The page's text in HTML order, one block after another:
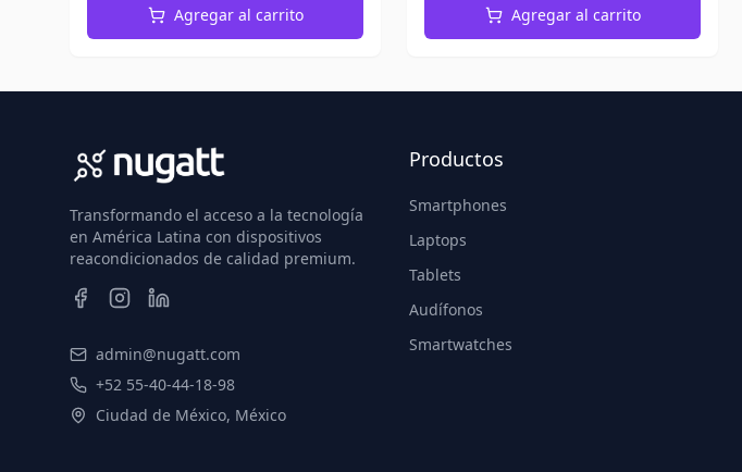
Agregar al carrito Agregar al carrito
Transformando el acceso a la tecnología
en América Latina con dispositivos
reacondicionados de calidad premium.
admin@nugatt.com
+52 55-40-44-18-98
Ciudad de México, México
Productos
Smartphones
Laptops
Tablets
Audífonos
Smartwatches